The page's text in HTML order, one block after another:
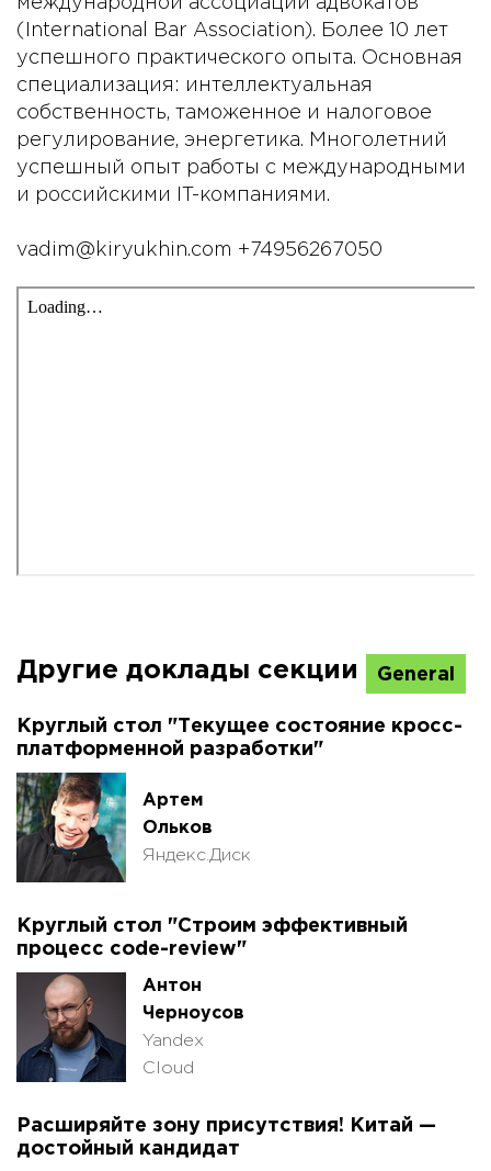
международной ассоциации адвокатов
(International Bar Association). Более 10 лет
успешного практического опыта. Основная
специализация: интеллектуальная
собственность, таможенное и налоговое
регулирование, энергетика. Многолетний
успешный опыт работы с международными
и российскими IT-компаниями.
vadim@kiryukhin.com +74956267050
Другие доклады секции General
Круглый стол "Текущее состояние кросс-
платформенной разработки"
Артем
Ольков
Яндекс.Диск
Круглый стол "Строим эффективный
процесс code-review"
Антон
Черноусов
Yandex
Cloud
Расширяйте зону присутствия! Китай —
достойный кандидат